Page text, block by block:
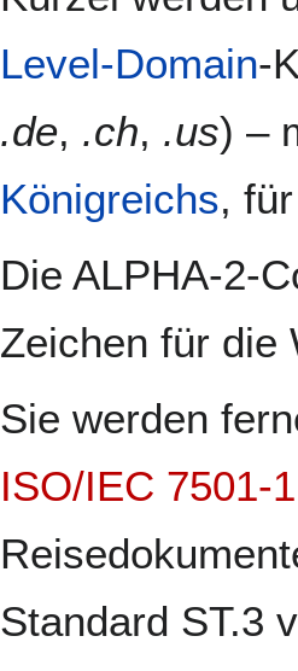
Level-Domain-
.de, .ch, .us) –
Königreichs,
Die ALPHA-2-
Zeichen für
Sie werden
ISO/IEC 7501-1
Standard ST.3